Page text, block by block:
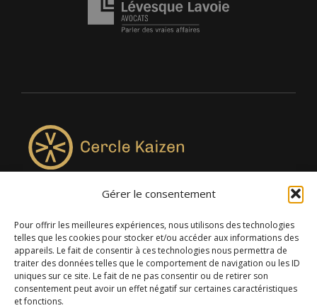
Gérer le consentement
Pour offrir les meilleures expériences, nous utilisons des technologies
telles que les cookies pour stocker et/ou accéder aux informations des
appareils. Le fait de consentir à ces technologies nous permettra de
traiter des données telles que le comportement de navigation ou les ID
uniques sur ce site. Le fait de ne pas consentir ou de retirer son
consentement peut avoir un effet négatif sur certaines caractéristiques
et fonctions.
4957, rue Lionel-Groulx, bureau 819, Saint-Augustin-de-
Desmaures QC G3A 0M7